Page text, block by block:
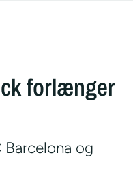
forlænger
og